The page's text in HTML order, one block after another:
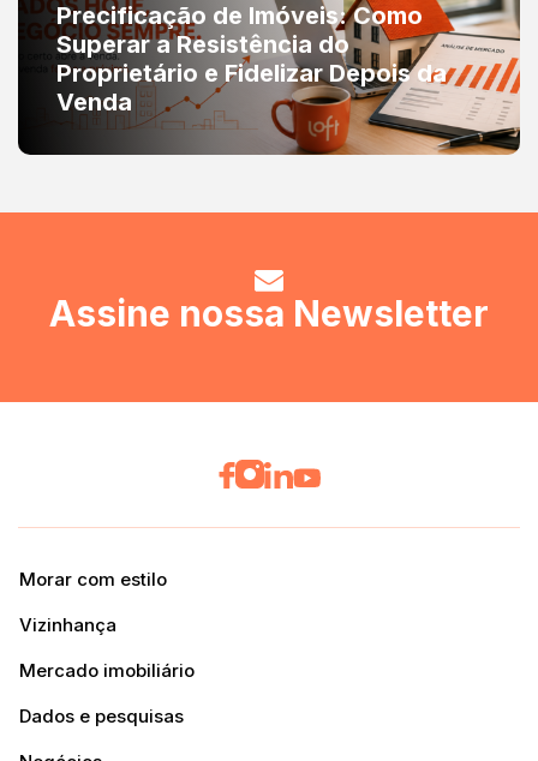
Precificação de Imóveis: Como
Superar a Resistência do
Proprietário e Fidelizar Depois da
Venda
Assine nossa Newsletter
Morar com estilo
Vizinhança
Mercado imobiliário
Dados e pesquisas